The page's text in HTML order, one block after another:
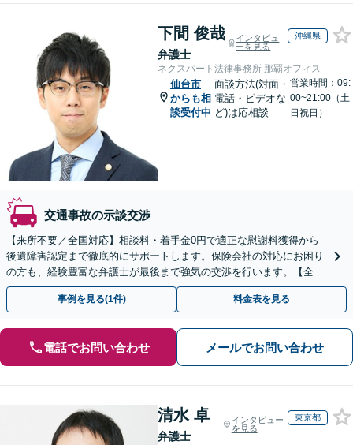
下間 俊哉
弁護士
インタビュ
ーを見る
沖縄県
ネクスパート法律事務所 那覇オフィス
仙台市
からも相
談受付中
面談方法(対面・
電話・ビデオな
ど)は応相談
営業時間：09:
00~21:00（土
日祝日）
交通事故の示談交渉
【来所不要／全国対応】相談料・着手金0円で適正な慰謝料獲得から
後遺障害認定まで徹底的にサポートします。保険会社の対応にお困り
の方も、経験豊富な弁護士が最後まで強気の交渉を行います。【全国
13拠点】お気軽にご相談ください。
事例を見る(1件) 料金表を見る
電話でお問い合わせ メールでお問い合わせ
清水 卓
弁護士
インタビュー
を見る
東京都